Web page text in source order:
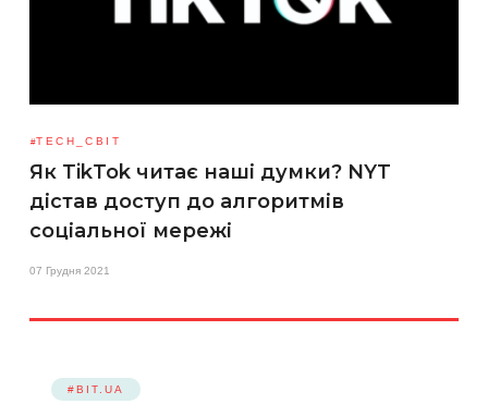
TECH_СВІТ
Як TikTok читає наші думки? NYT
дістав доступ до алгоритмів
соціальної мережі
07 Грудня 2021
#BIT.UA